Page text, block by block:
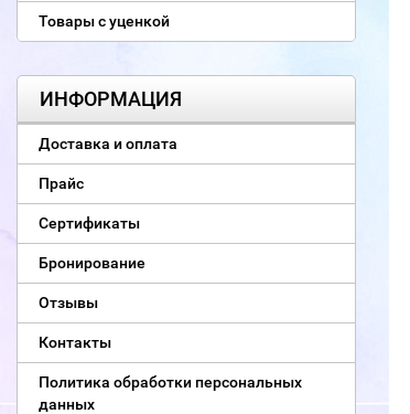
Товары с уценкой
ИНФОРМАЦИЯ
Доставка и оплата
Прайс
Сертификаты
Бронирование
Отзывы
Контакты
Политика обработки персональных
данных